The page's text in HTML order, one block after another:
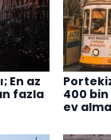
En az
fazla
400
ev